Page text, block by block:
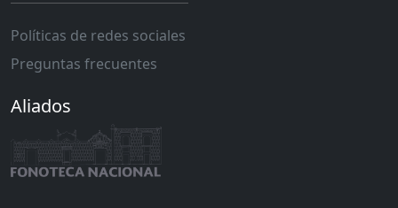
Políticas de redes sociales
Preguntas frecuentes
Aliados